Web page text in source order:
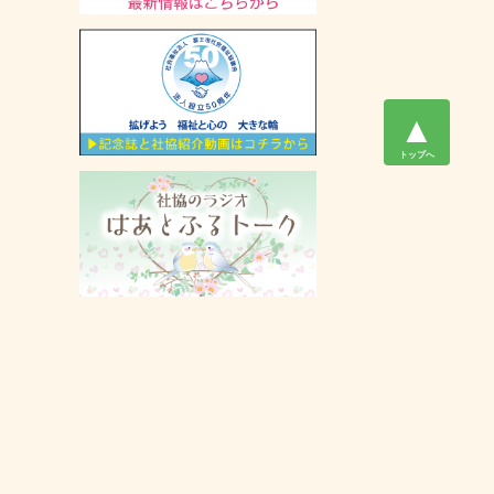
▲
トップへ